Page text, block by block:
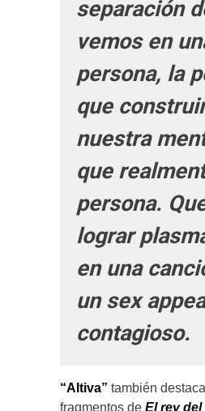
separación
vemos en
persona, la
que
nuestra
que
persona.
lograr
en una
un sex
contagioso.
“Altiva” también
fragmentos de El rey